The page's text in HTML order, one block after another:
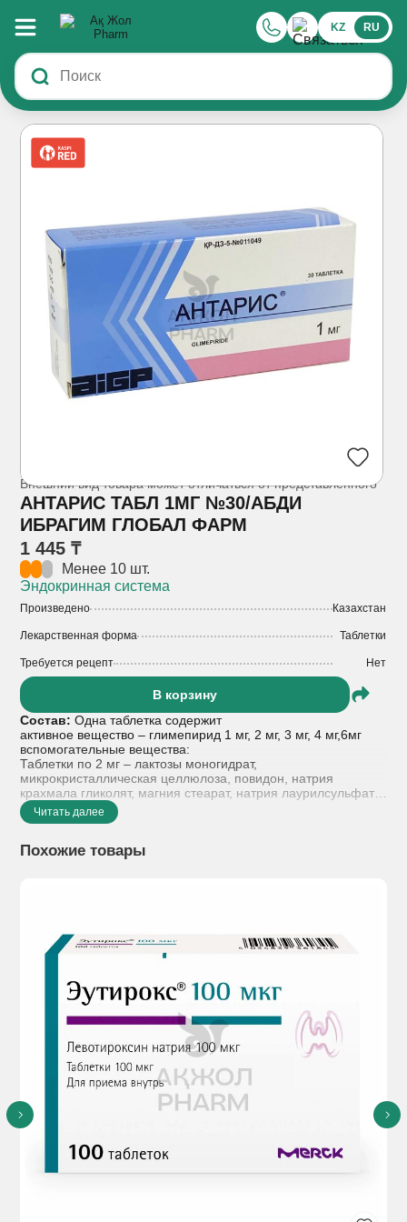
KZ RU
Внешний вид товара может отличаться от представленного
АНТАРИС ТАБЛ 1МГ №30/АБДИ
ИБРАГИМ ГЛОБАЛ ФАРМ
1 445 ₸
Менее 10 шт.
Эндокринная система
Произведено Казахстан
Лекарственная форма Таблетки
Требуется рецепт Нет
В корзину
Состав: Одна таблетка содержит
активное вещество – глимепирид 1 мг, 2 мг, 3 мг, 4 мг,6мг
вспомогательные вещества:
Таблетки по 2 мг – лактозы моногидрат,
микрокристаллическая целлюлоза, повидон, натрия
крахмала гликолят, магния стеарат, натрия лаурилсульфат,
железа оксид желтый (Е 172), индигокармин (E 132).
Способы применения:Режим дозирования
Основой успешного лечения сахарного диабета являются
также постоянные проверки соответствующих параметров
крови и мочи. Таблетки или инсулин не отменяют
необходимости соблюдения рекомендованной пациенту
диеты. Дозировка определяется по результатам анализов
уровней глюкозы в крови и моче.
Начальная доза составляет 1 мг глимепирида в сутки. Если
при этом достигается надлежащий уровень контроля, для
поддерживающей терапии, следует использовать именно
эту дозировку.
Для различных режимов применения препарата имеются
соответствующие формы выпуска.
При недостаточном контроле необходимо поэтапное, с
интервалом в 1-2 недели между этапами, повышение дозы,
исходя из показателей гликемического контроля, до 2, 3 или
Читать далее
Похожие товары